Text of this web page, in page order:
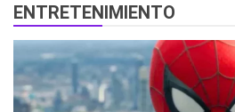
ENTRETENIMIENTO